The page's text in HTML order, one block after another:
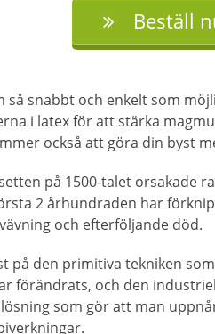
Beställ
så snabbt och enkelt som
i latex för att stärka
också att göra din byst
på 1500-talet orsakade
2 århundraden har
och efterföljande död.
på den primitiva tekniken
förändrats, och den
som gör att man